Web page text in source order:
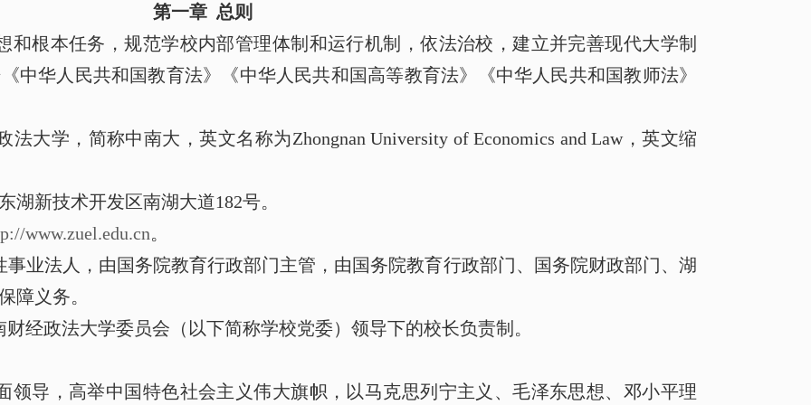
第一章 总则
和根本任务，规范学校内部管理体制和运行机制，依法治校，建立并完善现代大学制
中华人民共和国教育法》《中华人民共和国高等教育法》《中华人民共和国教师法》
法大学，简称中南大，英文名称为Zhongnan University of Economics and Law，英文缩
湖新技术开发区南湖大道182号。
www.zuel.edu.cn。
业法人，由国务院教育行政部门主管，由国务院教育行政部门、国务院财政部门、湖
障义务。
经政法大学委员会（以下简称学校党委）领导下的校长负责制。
领导，高举中国特色社会主义伟大旗帜，以马克思列宁主义、毛泽东思想、邓小平理